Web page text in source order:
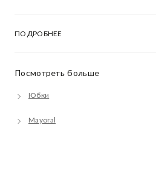
Посмотреть больше
Юбки
Mayoral
ПОДРОБНЕЕ